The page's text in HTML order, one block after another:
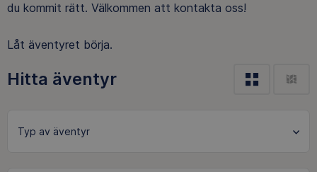
du kommit rätt. Välkommen att kontakta oss!
Låt äventyret börja.
Hitta äventyr